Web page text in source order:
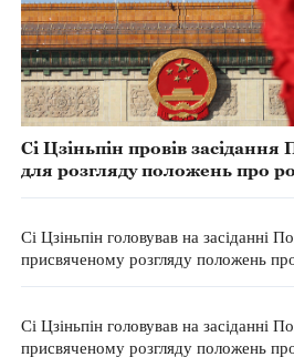
Сі Цзіньпін провів
для розгляду положень про
Сі Цзіньпін головував на
присвяченому розгляду положень
Сі Цзіньпін головував на
присвяченому розгляду положень